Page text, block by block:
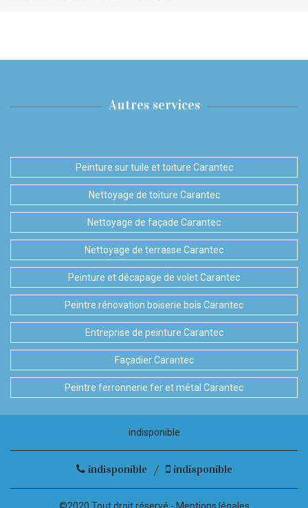
Autres services
Peinture sur tuile et toiture Carantec
Nettoyage de toiture Carantec
Nettoyage de façade Carantec
Nettoyage de terrasse Carantec
Peinture et décapage de volet Carantec
Peintre rénovation boiserie bois Carantec
Entreprise de peinture Carantec
Façadier Carantec
Peintre ferronnerie fer et métal Carantec
indisponible
indisponible / indisponible